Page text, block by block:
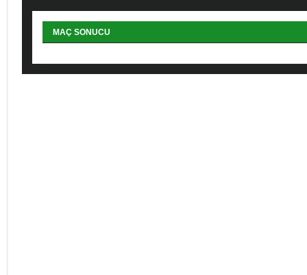
MAÇ SONUCU